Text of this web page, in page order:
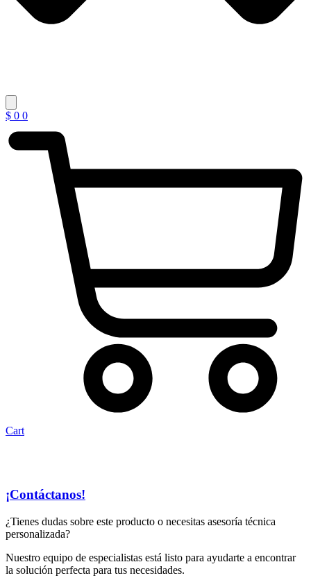
$ 0 0
Cart
¡Contáctanos!
¿Tienes dudas sobre este producto o necesitas asesoría técnica
personalizada?
Nuestro equipo de especialistas está listo para ayudarte a encontrar
la solución perfecta para tus necesidades.